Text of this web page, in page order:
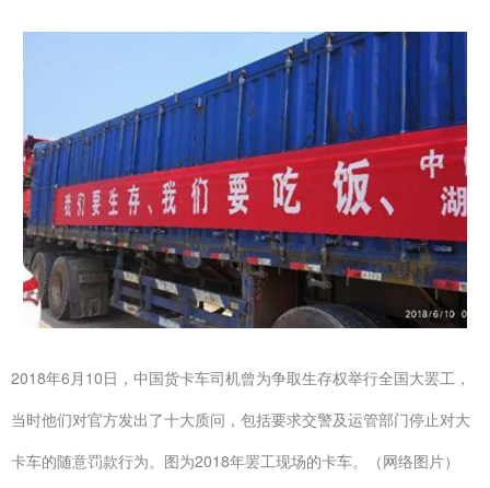
2018年6月10日，中国货卡车司机曾为争取生存权举行全国大罢工，
当时他们对官方发出了十大质问，包括要求交警及运管部门停止对大
卡车的随意罚款行为。图为2018年罢工现场的卡车。（网络图片）